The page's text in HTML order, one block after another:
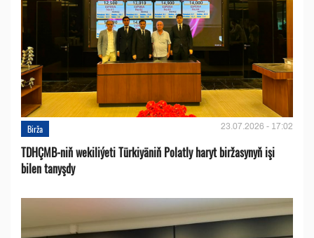
Birža 23.07.2026 - 17:02
TDHÇMB-niň wekiliýeti Türkiyäniň Polatly haryt biržasynyň işi
bilen tanyşdy